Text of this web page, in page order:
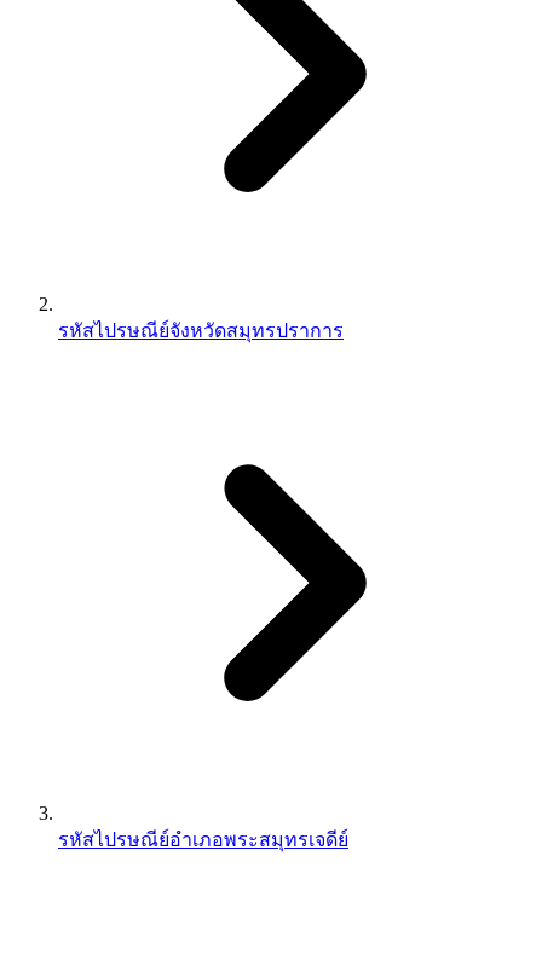
รหัสไปรษณีย์จังหวัดสมุทรปราการ
รหัสไปรษณีย์อำเภอพระสมุทรเจดีย์